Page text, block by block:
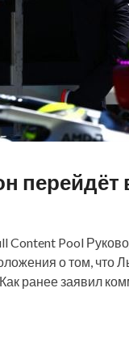
перейдёт
Content Pool
о том, что
ранее заявил